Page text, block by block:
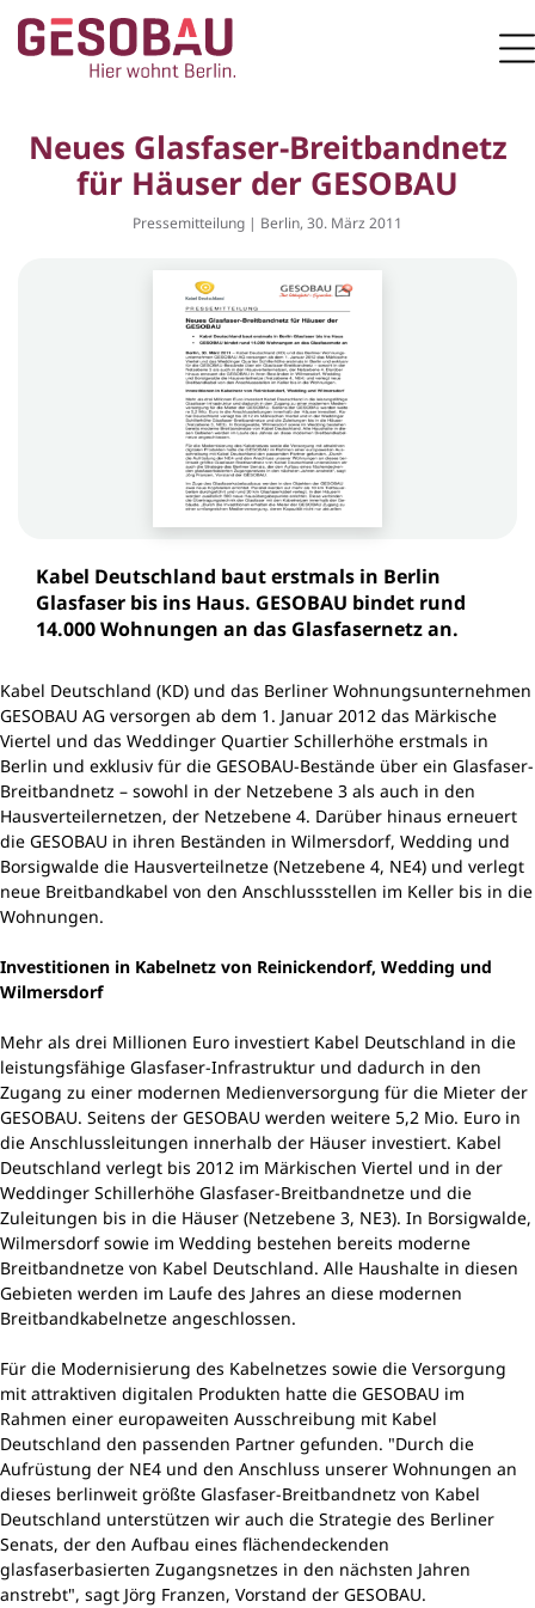
ZUM HAUPTINHALT SPRINGEN
Zur Startseite
Neues Glasfaser-Breitbandnetz
für Häuser der GESOBAU
Pressemitteilung | Berlin, 30. März 2011
Kabel Deutschland baut erstmals in Berlin
Glasfaser bis ins Haus. GESOBAU bindet rund
14.000 Wohnungen an das Glasfasernetz an.
Kabel Deutschland (KD) und das Berliner Wohnungsunternehmen
GESOBAU AG versorgen ab dem 1. Januar 2012 das Märkische
Viertel und das Weddinger Quartier Schillerhöhe erstmals in
Berlin und exklusiv für die GESOBAU-Bestände über ein Glasfaser-
Breitbandnetz – sowohl in der Netzebene 3 als auch in den
Hausverteilernetzen, der Netzebene 4. Darüber hinaus erneuert
die GESOBAU in ihren Beständen in Wilmersdorf, Wedding und
Borsigwalde die Hausverteilnetze (Netzebene 4, NE4) und verlegt
neue Breitbandkabel von den Anschlussstellen im Keller bis in die
Wohnungen.
Investitionen in Kabelnetz von Reinickendorf, Wedding und
Wilmersdorf
Mehr als drei Millionen Euro investiert Kabel Deutschland in die
leistungsfähige Glasfaser-Infrastruktur und dadurch in den
Zugang zu einer modernen Medienversorgung für die Mieter der
GESOBAU. Seitens der GESOBAU werden weitere 5,2 Mio. Euro in
die Anschlussleitungen innerhalb der Häuser investiert. Kabel
Deutschland verlegt bis 2012 im Märkischen Viertel und in der
Weddinger Schillerhöhe Glasfaser-Breitbandnetze und die
Zuleitungen bis in die Häuser (Netzebene 3, NE3). In Borsigwalde,
Wilmersdorf sowie im Wedding bestehen bereits moderne
Breitbandnetze von Kabel Deutschland. Alle Haushalte in diesen
Gebieten werden im Laufe des Jahres an diese modernen
Breitbandkabelnetze angeschlossen.
Für die Modernisierung des Kabelnetzes sowie die Versorgung
mit attraktiven digitalen Produkten hatte die GESOBAU im
Rahmen einer europaweiten Ausschreibung mit Kabel
Deutschland den passenden Partner gefunden. "Durch die
Aufrüstung der NE4 und den Anschluss unserer Wohnungen an
dieses berlinweit größte Glasfaser-Breitbandnetz von Kabel
Deutschland unterstützen wir auch die Strategie des Berliner
Senats, der den Aufbau eines flächendeckenden
glasfaserbasierten Zugangsnetzes in den nächsten Jahren
anstrebt", sagt Jörg Franzen, Vorstand der GESOBAU.